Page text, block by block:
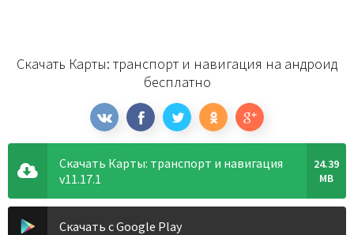
Скачать Карты: транспорт и навигация на андроид
бесплатно
Скачать Карты: транспорт и навигация
v11.17.1
24.39
MB
Скачать с Google Play